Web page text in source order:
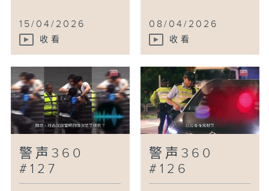
15/04/2026
收看
08/04/2026
收看
警声360
#127
警声360
#126